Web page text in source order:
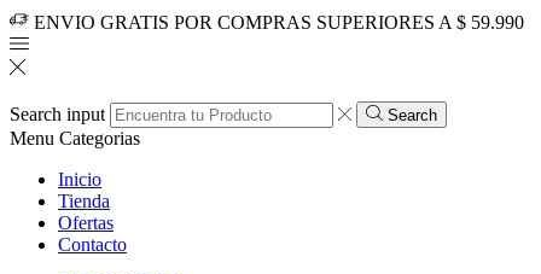
ENVIO GRATIS POR COMPRAS SUPERIORES A $ 59.990
Search input Search
Menu Categorias
Inicio
Tienda
Ofertas
Contacto